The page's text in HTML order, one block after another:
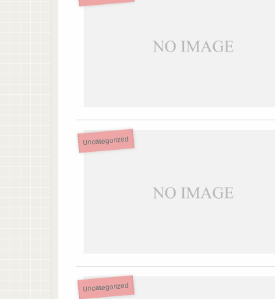
Uncategorized
Uncategorized